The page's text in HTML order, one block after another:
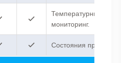
Температурный
мониторинг.
Состояния простоя.